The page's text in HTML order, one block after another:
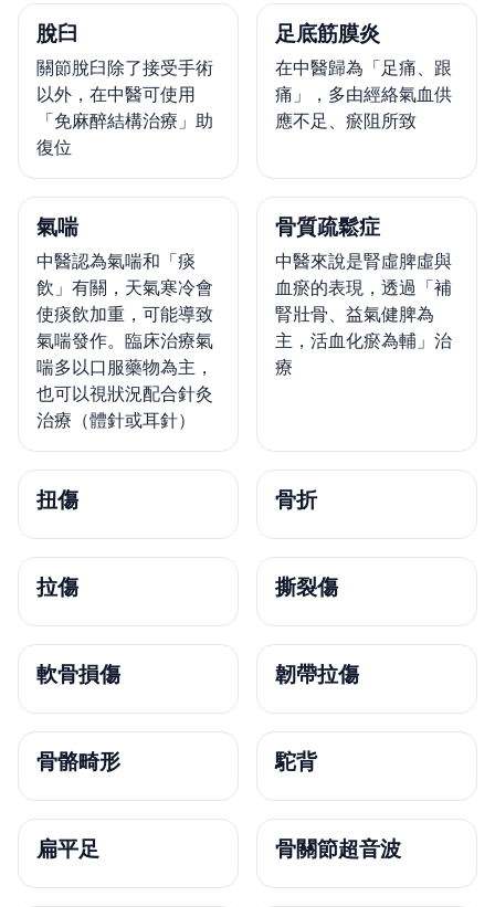
脫臼
關節脫臼除了接受手術
以外，在中醫可使用
「免麻醉結構治療」助
復位
足底筋膜炎
在中醫歸為「足痛、跟
痛」，多由經絡氣血供
應不足、瘀阻所致
氣喘
中醫認為氣喘和「痰
飲」有關，天氣寒冷會
使痰飲加重，可能導致
氣喘發作。臨床治療氣
喘多以口服藥物為主，
也可以視狀況配合針灸
治療（體針或耳針）
骨質疏鬆症
中醫來說是腎虛脾虛與
血瘀的表現，透過「補
腎壯骨、益氣健脾為
主，活血化瘀為輔」治
療
扭傷 骨折
拉傷 撕裂傷
軟骨損傷 韌帶拉傷
骨骼畸形 駝背
扁平足 骨關節超音波